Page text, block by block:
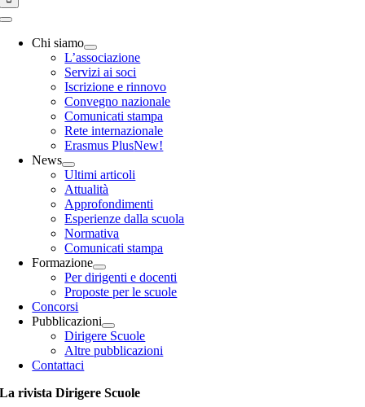
Toggle
NavigationChi siamo
L’associazione
Servizi ai soci
Iscrizione e rinnovo
Convegno nazionale
Comunicati stampa
Rete internazionale
Erasmus PlusNew!
News
Ultimi articoli
Attualità
Approfondimenti
Esperienze dalla scuola
Normativa
Comunicati stampa
Formazione
Per dirigenti e docenti
Proposte per le scuole
Concorsi
Pubblicazioni
Dirigere Scuole
Altre pubblicazioni
Contattaci
La rivista Dirigere Scuole